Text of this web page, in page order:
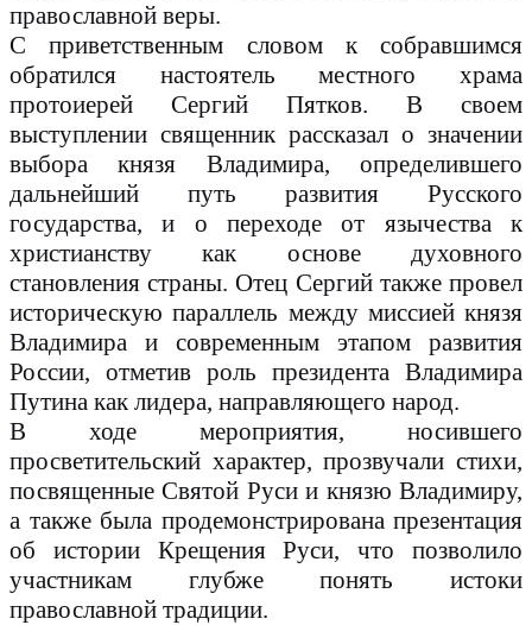
православной веры.
С приветственным словом к собравшимся
обратился настоятель местного храма
протоиерей Сергий Пятков. В своем
выступлении священник рассказал о значении
выбора князя Владимира, определившего
дальнейший путь развития Русского
государства, и о переходе от язычества к
христианству как основе духовного
становления страны. Отец Сергий также провел
историческую параллель между миссией князя
Владимира и современным этапом развития
России, отметив роль президента Владимира
Путина как лидера, направляющего народ.
В ходе мероприятия, носившего
просветительский характер, прозвучали стихи,
посвященные Святой Руси и князю Владимиру,
а также была продемонстрирована презентация
об истории Крещения Руси, что позволило
участникам глубже понять истоки
православной традиции.